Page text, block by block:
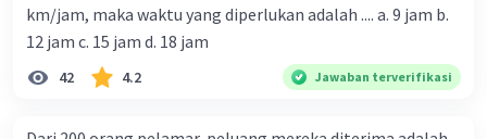
km/jam, maka waktu yang diperlukan adalah .... a. 9 jam b.
12 jam c. 15 jam d. 18 jam
42 4.2 Jawaban terverifikasi